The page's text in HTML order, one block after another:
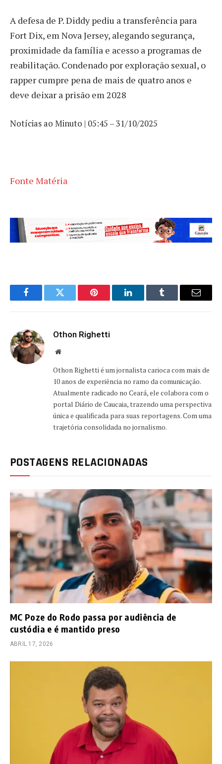
A defesa de P. Diddy pediu a transferência para
Fort Dix, em Nova Jersey, alegando segurança,
proximidade da família e acesso a programas de
reabilitação. Condenado por exploração sexual, o
rapper cumpre pena de mais de quatro anos e
deve deixar a prisão em 2028
Notícias ao Minuto | 05:45 – 31/10/2025
Fonte Matéria
FacebookTwitter Pinterest LinkedInTumblr Email
Othon Righetti
Website
Othon Righetti é um jornalista carioca com mais de
10 anos de experiência no ramo da comunicação.
Atualmente radicado no Ceará, ele colabora com o
portal Diário de Caucaia, trazendo uma perspectiva
única e qualificada para suas reportagens. Com uma
trajetória consolidada no jornalismo.
POSTAGENS RELACIONADAS
MC Poze do Rodo passa por audiência de
custódia e é mantido preso
ABRIL 17, 2026